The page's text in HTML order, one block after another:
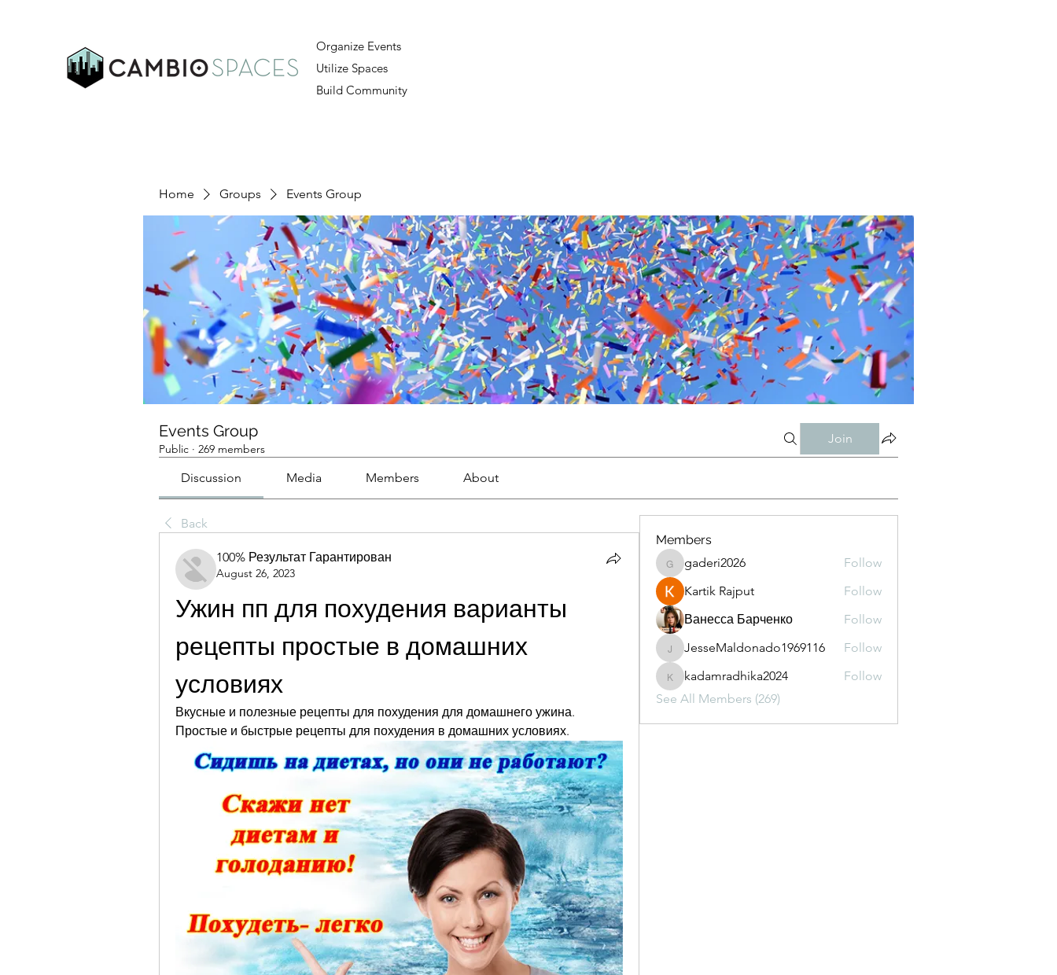
Organize Events
Utilize Spaces
Build Community
Home Groups Events Group
Events Group
Public · 269 members
Join
Discussion Media Members About
Back
100% Результат Гарантирован
August 26, 2023
Ужин пп для похудения варианты
рецепты простые в домашних
условиях
Вкусные и полезные рецепты для похудения для домашнего ужина.
Простые и быстрые рецепты для похудения в домашних условиях.
Members
gaderi2026
gaderi2026
Follow
Kartik Rajput
Follow
Ванесса Барченко
Follow
JesseMaldonado1969116
JesseMaldonado1969116 Follow
kadamradhika2024
kadamradhika2024
Follow
See All Members (269)